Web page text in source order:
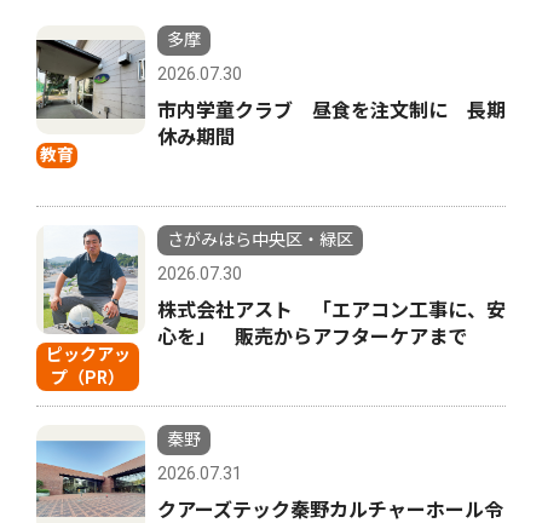
教育
多摩
2026.07.30
市内学童クラブ 昼食を注文制に 長期
休み期間
ピックアッ
プ（PR）
さがみはら中央区・緑区
2026.07.30
株式会社アスト 「エアコン工事に、安
心を」 販売からアフターケアまで
秦野
2026.07.31
クアーズテック秦野カルチャーホール令